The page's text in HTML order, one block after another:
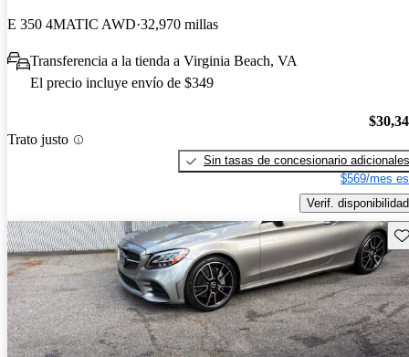
E 350 4MATIC AWD 32,970 millas
Transferencia a la tienda a Virginia Beach, VA
El precio incluye envío de $349
Trato justo
Sin tasas de concesionario adicionales
$569/mes
Verif. disponibilidad